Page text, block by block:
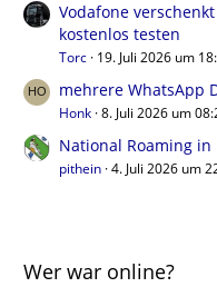
Vodafone
kostenlos testen
Torc 19. Juli 2026 um
mehrere WhatsApp
Honk 8. Juli 2026 um
National Roaming in
pithein 4. Juli 2026 um
Wer war online?